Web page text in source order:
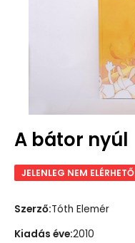
A bátor nyúl
JELENLEG NEM ELÉRHETŐ
Szerző:Tóth Elemér
Kiadás éve:2010